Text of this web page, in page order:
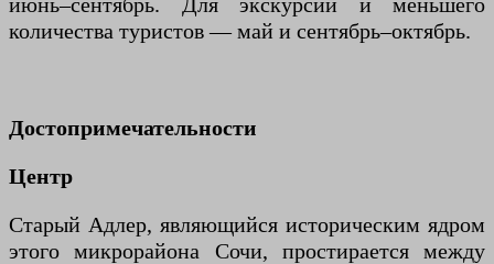
количества туристов — май и сентябрь–октябрь.
Достопримечательности
Центр
Старый Адлер, являющийся историческим ядром
этого микрорайона Сочи, простирается между